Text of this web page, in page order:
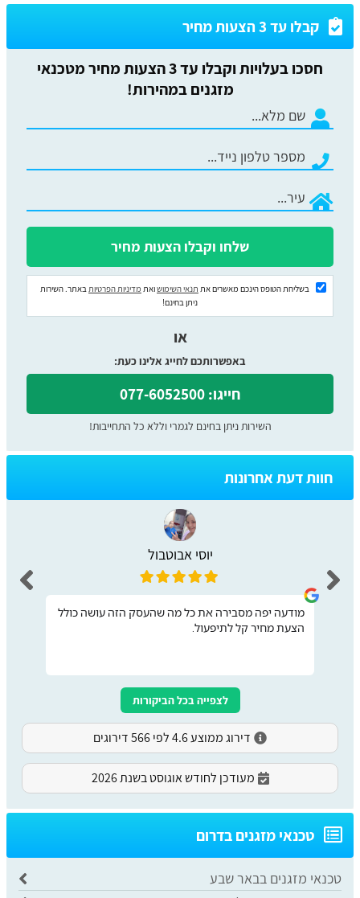
קבלו עד 3 הצעות מחיר
חסכו בעלויות וקבלו עד 3 הצעות מחיר מטכנאי
מזגנים במהירות!
בשליחת הטופס הינכם מאשרים את תנאי השימושואת מדיניות הפרטיותבאתר. השירות
ניתן בחינם!
או
באפשרותכם לחייג אלינו כעת:
חייגו: 077-6052500
השירות ניתן בחינם לגמרי וללא כל התחייבות!
חוות דעת אחרונות
יוסי אבוטבול
מודעה יפה מסבירה את כל מה שהעסק הזה עושה כולל
הצעת מחיר קל לתיפעול.
לצפייה בכל הביקורות
דירוג ממוצע 4.6 לפי 566 דירוגים
מעודכן לחודש אוגוסט בשנת 2026
​טכנאי מזגנים בדרום
טכנאי מזגנים בבאר שבע